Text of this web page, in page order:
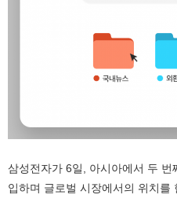
삼성전자가 6일, 아시아에서 두 번
입하며 글로벌 시장에서의 위치를